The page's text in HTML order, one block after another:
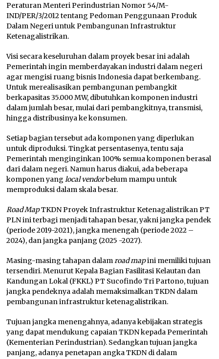
Peraturan Menteri Perindustrian Nomor 54/M-
IND/PER/3/2012 tentang Pedoman Penggunaan Produk
Dalam Negeri untuk Pembangunan Infrastruktur
Ketenagalistrikan.
Visi secara keseluruhan dalam proyek besar ini adalah
Pemerintah ingin memberdayakan industri dalam negeri
agar mengisi ruang bisnis Indonesia dapat berkembang.
Untuk merealisasikan pembangunan pembangkit
berkapasitas 35.000 MW, dibutuhkan komponen industri
dalam jumlah besar, mulai dari pembangkitnya, transmisi,
hingga distribusinya ke konsumen.
Setiap bagian tersebut ada komponen yang diperlukan
untuk diproduksi. Tingkat persentasenya, tentu saja
Pemerintah menginginkan 100% semua komponen berasal
dari dalam negeri. Namun harus diakui, ada beberapa
komponen yanglocal vendorbelum mampu untuk
memproduksi dalam skala besar.
Road MapTKDN Proyek Infrastruktur Ketenagalistrikan PT
PLN ini terbagi menjadi tahapan besar, yakni jangka pendek
(periode 2019-2021), jangka menengah (periode 2022 –
2024), dan jangka panjang (2025 -2027).
Masing-masing tahapan dalamroad mapini memiliki tujuan
tersendiri. Menurut Kepala Bagian Fasilitasi Kelautan dan
Kandungan Lokal (FKKL) PT Sucofindo Tri Partono, tujuan
jangka pendeknya adalah memaksimalkan TKDN dalam
pembangunan infrastruktur ketenagalistrikan.
Tujuan jangka menengahnya, adanya kebijakan strategis
yang dapat mendukung capaian TKDN kepada Pemerintah
(Kementerian Perindustrian). Sedangkan tujuan jangka
panjang, adanya penetapan angka TKDN di dalam